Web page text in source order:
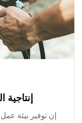
إن توفير بيئة